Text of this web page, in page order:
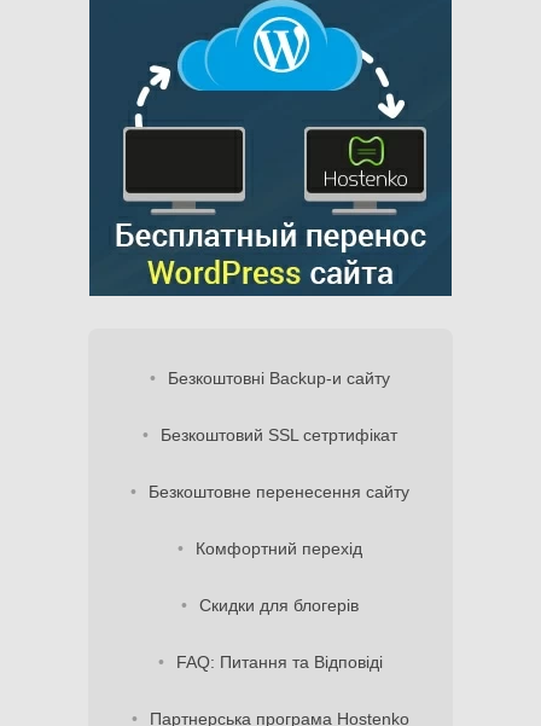
Безкоштовні Backup-и сайту
Безкоштовий SSL сетртифікат
Безкоштовне перенесення сайту
Комфортний перехід
Скидки для блогерів
FAQ: Питання та Відповіді
Партнерська програма Hostenko